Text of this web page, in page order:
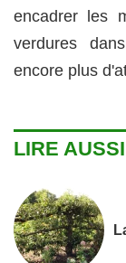
encadrer les
verdures
encore plus
LIRE AUSSI